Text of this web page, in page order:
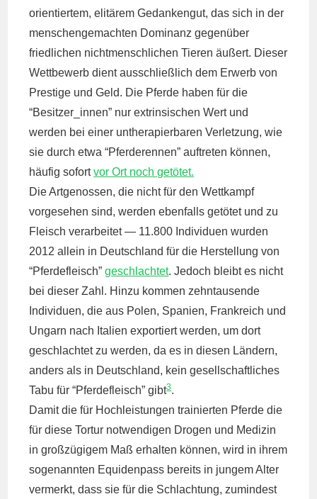
orientiertem, elitärem Gedankengut, das sich in der
menschengemachten Dominanz gegenüber
friedlichen nichtmenschlichen Tieren äußert. Dieser
Wettbewerb dient ausschließlich dem Erwerb von
Prestige und Geld. Die Pferde haben für die
“Besitzer_innen” nur extrinsischen Wert und
werden bei einer untherapierbaren Verletzung, wie
sie durch etwa “Pferderennen” auftreten können,
häufig sofortvor Ort noch getötet.
Die Artgenossen, die nicht für den Wettkampf
vorgesehen sind, werden ebenfalls getötet und zu
Fleisch verarbeitet — 11.800 Individuen wurden
2012 allein in Deutschland für die Herstellung von
“Pferdefleisch”geschlachtet. Jedoch bleibt es nicht
bei dieser Zahl. Hinzu kommen zehntausende
Individuen, die aus Polen, Spanien, Frankreich und
Ungarn nach Italien exportiert werden, um dort
geschlachtet zu werden, da es in diesen Ländern,
anders als in Deutschland, kein gesellschaftliches
Tabu für “Pferdefleisch” gibt3.
Damit die für Hochleistungen trainierten Pferde die
für diese Tortur notwendigen Drogen und Medizin
in großzügigem Maß erhalten können, wird in ihrem
sogenannten Equidenpass bereits in jungem Alter
vermerkt, dass sie für die Schlachtung, zumindest